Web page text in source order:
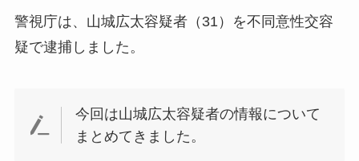
警視庁は、山城広太容疑者（31）を不同意性交容
疑で逮捕しました。
今回は山城広太容疑者の情報について
まとめてきました。